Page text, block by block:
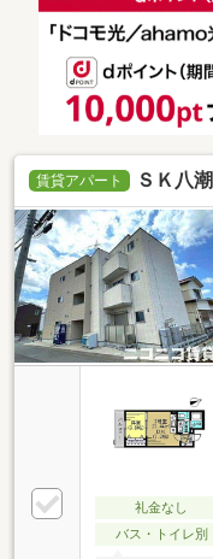
賃貸アパート ＳＫ八潮
礼金なし
バス・トイレ別